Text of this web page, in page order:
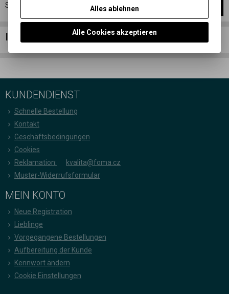
Seite Aufzeichnungen
Info-Spalte
KUNDENDIENST
Schnelle Bestellung
Kontakt
Geschäftsbedingungen
Cookies
Reklamation:
kvalita@foma.cz
Muster-Widerrufsformular
MEIN KONTO
Neue Registration
Lieblinge
Vorgegangene Bestellungen
Aufbereitung der Kunde
Kennwort ändern
Cookie Einstellungen
Alles ablehnen
Alle Cookies akzeptieren